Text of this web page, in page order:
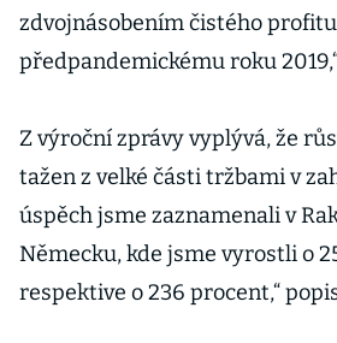
zdvojnásobením čistého
předpandemickému roku
Z výroční zprávy vyplývá, že
tažen z velké části tržbami v
úspěch jsme zaznamenali v
Německu, kde jsme vyrostli o
respektive o 236 procent,“